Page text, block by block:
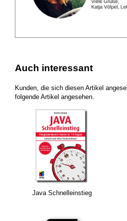
Auch interessant
Kunden, die sich diesen Artikel
folgende Artikel angesehen.
Java Schnelleinstieg